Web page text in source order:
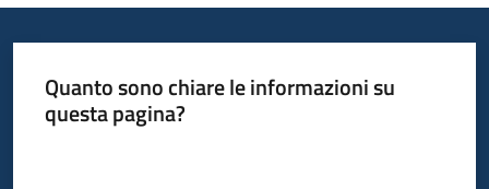
programmi
progetti
Quanto sono chiare le informazioni su
questa pagina?